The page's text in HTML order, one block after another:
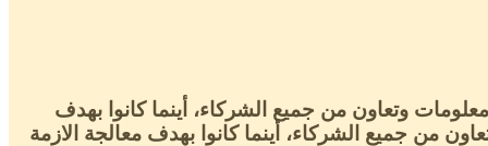
وتعاون من جميع الشركاء، أينما كانوا بهدف
من جميع الشركاء، أينما كانوا بهدف معالجة الازمة